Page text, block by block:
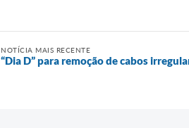
NOTÍCIA MAIS RECENTE
“Dia D” para remoção de cabos